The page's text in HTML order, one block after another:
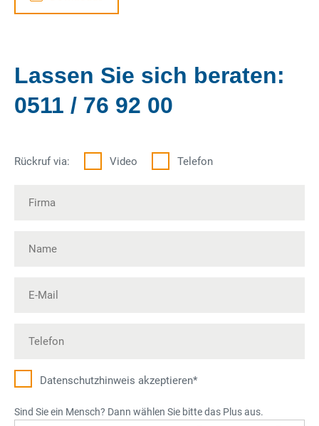
Lassen Sie sich beraten:
0511 / 76 92 00
Rückruf via: Video Telefon
Datenschutz­hinweis akzeptieren*
Sind Sie ein Mensch? Dann wählen Sie bitte das Plus aus.